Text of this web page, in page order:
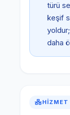
türü
keşif
daha
HIZMET